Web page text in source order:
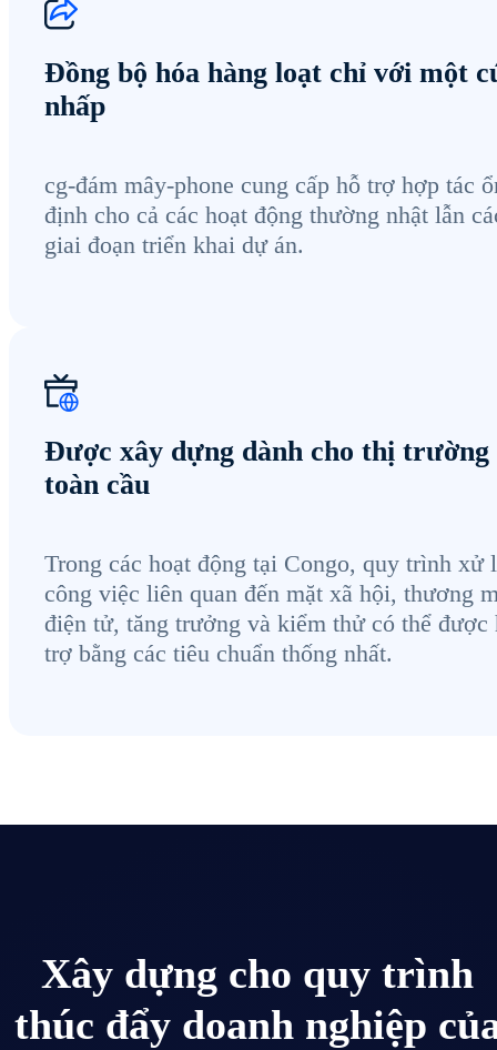
Đồng bộ hóa hàng loạt chỉ với một
nhấp
cg-đám mây-phone cung cấp hỗ trợ hợp tác
định cho cả các hoạt động thường nhật lẫn
giai đoạn triển khai dự án.
Được xây dựng dành cho thị trường
toàn cầu
Trong các hoạt động tại Congo, quy trình xử
công việc liên quan đến mặt xã hội, thương
điện tử, tăng trưởng và kiểm thử có thể được
trợ bằng các tiêu chuẩn thống nhất.
Xây dựng cho quy trình
thúc đẩy doanh nghiệp